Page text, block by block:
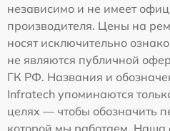
независимо и не имеет
производителя. Цены на
носят исключительно
не являются публичной
ГК РФ. Названия и
Infratech упоминаются
целях — чтобы обозначить